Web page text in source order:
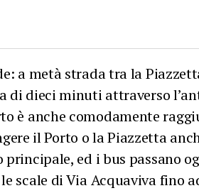
a metà strada tra la
di dieci minuti attraverso
è anche comodamente
il Porto o la Piazzetta
ed i bus passano
scale di Via Acquaviva fino